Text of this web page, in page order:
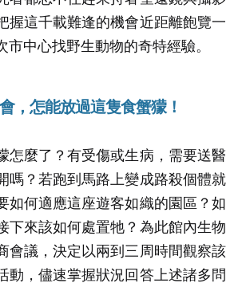
握這千載難逢的機會近距離飽覽一
市中心找野生動物的奇特經驗。
，怎能放過這隻食蟹獴！
怎麼了？有受傷或生病，需要送醫
嗎？若跑到馬路上變成路殺個體就
如何適應這座遊客如織的園區？如
下來該如何處置牠？為此館內生物
會議，決定以兩到三周時間觀察該
動，儘速掌握狀況回答上述諸多問